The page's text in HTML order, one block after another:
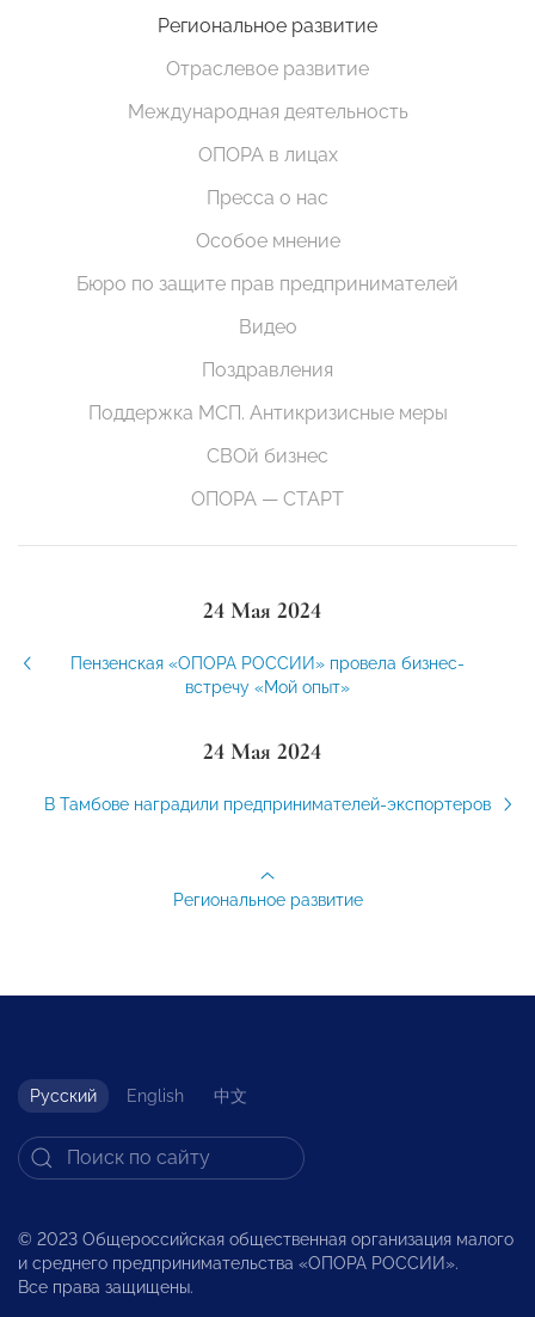
Региональное развитие
Отраслевое развитие
Международная деятельность
ОПОРА в лицах
Пресса о нас
Особое мнение
Бюро по защите прав предпринимателей
Видео
Поздравления
Поддержка МСП. Антикризисные меры
СВОй бизнес
ОПОРА — СТАРТ
24 Мая 2024
Пензенская «ОПОРА РОССИИ» провела бизнес-
встречу «Мой опыт»
24 Мая 2024
В Тамбове наградили предпринимателей-экспортеров
Региональное развитие
Русский English 中文
© 2023 Общероссийская общественная организация малого
и среднего предпринимательства «ОПОРА РОССИИ».
Все права защищены.